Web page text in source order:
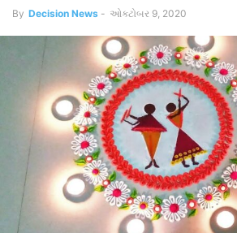
By Decision News - ઓક્ટોબર 9, 2020